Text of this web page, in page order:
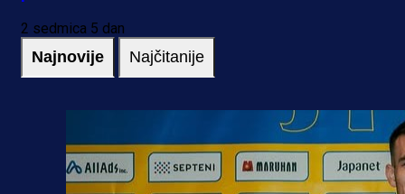
2 sedmica 5 dan
Najnovije Najčitanije